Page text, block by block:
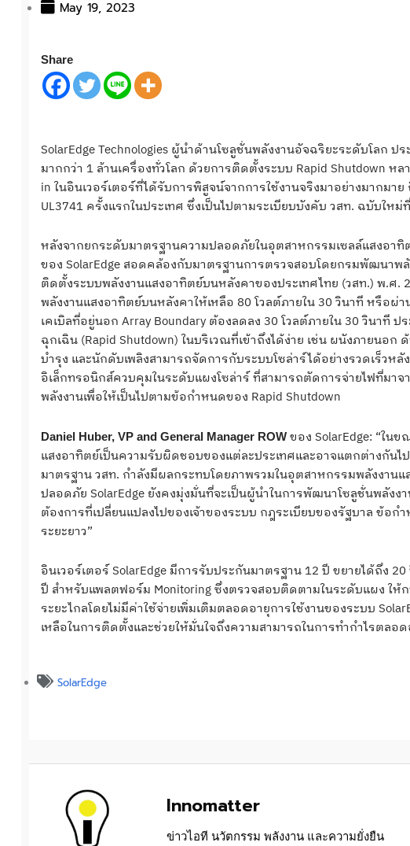
May 19, 2023
Share
SolarEdge Technologies ผู้นำด้านโซลูชั่นพลังงานอัจฉริยะระดับโลก ป
มากกว่า 1 ล้านเครื่องทั่วโลก ด้วยการติดตั้งระบบ Rapid Shutdown ห
in ในอินเวอร์เตอร์ที่ได้รับการพิสูจน์จากการใช้งานจริงมาอย่างมากมา
UL3741 ครั้งแรกในประเทศ ซึ่งเป็นไปตามระเบียบบังคับ วสท. ฉบับให
หลังจากยกระดับมาตรฐานความปลอดภัยในอุตสาหกรรมเซลล์แสงอาทิ
ของ SolarEdge สอดคล้องกับมาตรฐานการตรวจสอบโดยกรมพัฒนา
ติดตั้งระบบพลังงานแสงอาทิตย์บนหลังคาของประเทศไทย (วสท.) พ.ศ.
พลังงานแสงอาทิตย์บนหลังคาให้เหลือ 80 โวลต์ภายใน 30 วินาที หรือผ่
เคเบิลที่อยู่นอก Array Boundary ต้องลดลง 30 โวลต์ภายใน 30 วินา
ฉุกเฉิน (Rapid Shutdown) ในบริเวณที่เข้าถึงได้ง่าย เช่น ผนังภายนอ
บำรุง และนักดับเพลิงสามารถจัดการกับระบบโซล่าร์ได้อย่างรวดเร็วหลั
อิเล็กทรอนิกส์ควบคุมในระดับแผงโซล่าร์ ที่สามารถตัดการจ่ายไฟที่มา
พลังงานเพื่อให้เป็นไปตามข้อกำหนดของ Rapid Shutdown
Daniel Huber, VP and General Manager ROWของ SolarEdge: “ใน
แสงอาทิตย์เป็นความรับผิดชอบของแต่ละประเทศและอาจแตกต่างกัน
มาตรฐาน วสท. กำลังมีผลกระทบโดยภาพรวมในอุตสาหกรรมพลังงาน
ปลอดภัย SolarEdge ยังคงมุ่งมั่นที่จะเป็นผู้นำในการพัฒนาโซลูชั่นพลัง
ต้องการที่เปลี่ยนแปลงไปของเจ้าของระบบ กฎระเบียบของรัฐบาล ข้อ
ระยะยาว”
อินเวอร์เตอร์ SolarEdge มีการรับประกันมาตรฐาน 12 ปี ขยายได้ถึง
ปี สำหรับแพลตฟอร์ม Monitoring ซึ่งตรวจสอบติดตามในระดับแผง ให้
ระยะไกลโดยไม่มีค่าใช้จ่ายเพิ่มเติมตลอดอายุการใช้งานของระบบ
เหลือในการติดตั้งและช่วยให้มั่นใจถึงความสามารถในการทำกำไรตลอ
SolarEdge
Innomatter
ข่าวไอที นวัตกรรม พลังงาน และความยั่งยืน